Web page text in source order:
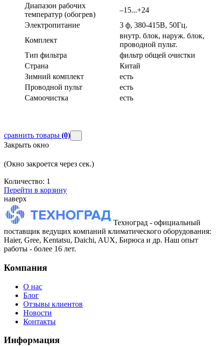
Диапазон рабочих
температур (обогрев)
–15...+24
Электропитание
3 ф, 380-415В, 50Гц.
Комплект
внутр. блок, наруж. блок,
проводной пульт.
Тип фильтра
фильтр общей очистки
Страна
Китай
Зимний комплект
есть
Проводной пульт
есть
Самоочистка
есть
сравнить товары (0)
Закрыть окно
(Окно закроется через сек.)
Количество: 1
Перейти в корзину
наверх
Техноград - официальный
поставщик ведущих компаний климатического оборудования:
Haier, Gree, Kentatsu, Daichi, AUX, Бирюса и др. Наш опыт
работы - более 16 лет.
Компания
О нас
Блог
Отзывы клиентов
Новости
Контакты
Информация